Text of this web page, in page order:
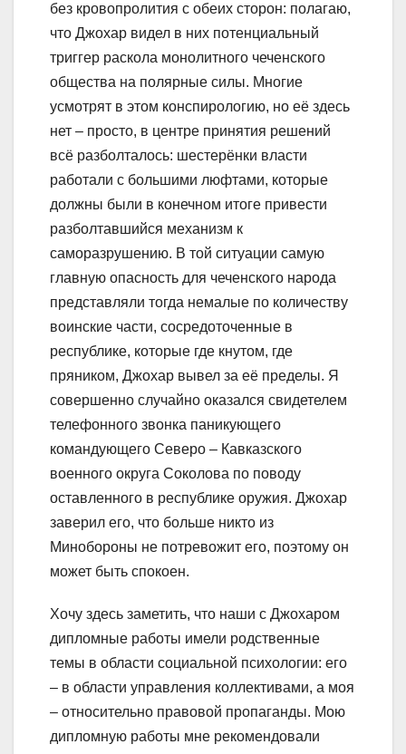
без кровопролития с обеих сторон: полагаю,
что Джохар видел в них потенциальный
триггер раскола монолитного чеченского
общества на полярные силы. Многие
усмотрят в этом конспирологию, но её здесь
нет – просто, в центре принятия решений
всё разболталось: шестерёнки власти
работали с большими люфтами, которые
должны были в конечном итоге привести
разболтавшийся механизм к
саморазрушению. В той ситуации самую
главную опасность для чеченского народа
представляли тогда немалые по количеству
воинские части, сосредоточенные в
республике, которые где кнутом, где
пряником, Джохар вывел за её пределы. Я
совершенно случайно оказался свидетелем
телефонного звонка паникующего
командующего Северо – Кавказского
военного округа Соколова по поводу
оставленного в республике оружия. Джохар
заверил его, что больше никто из
Минобороны не потревожит его, поэтому он
может быть спокоен.
Хочу здесь заметить, что наши с Джохаром
дипломные работы имели родственные
темы в области социальной психологии: его
– в области управления коллективами, а моя
– относительно правовой пропаганды. Мою
дипломную работы мне рекомендовали